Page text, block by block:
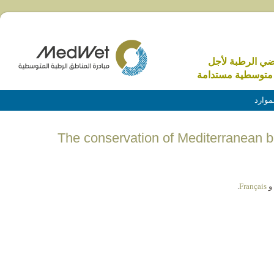
الرطبة لأجل
مستدامة
(English) The conservation of
و Français
.